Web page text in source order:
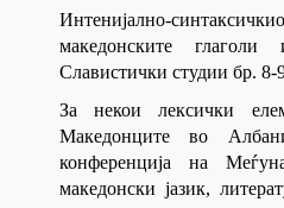
Интенијално-
македонските глаголи
Славистички студии бр. 8-
За некои лексички
Македонците во
конференција на
македонски јазик,